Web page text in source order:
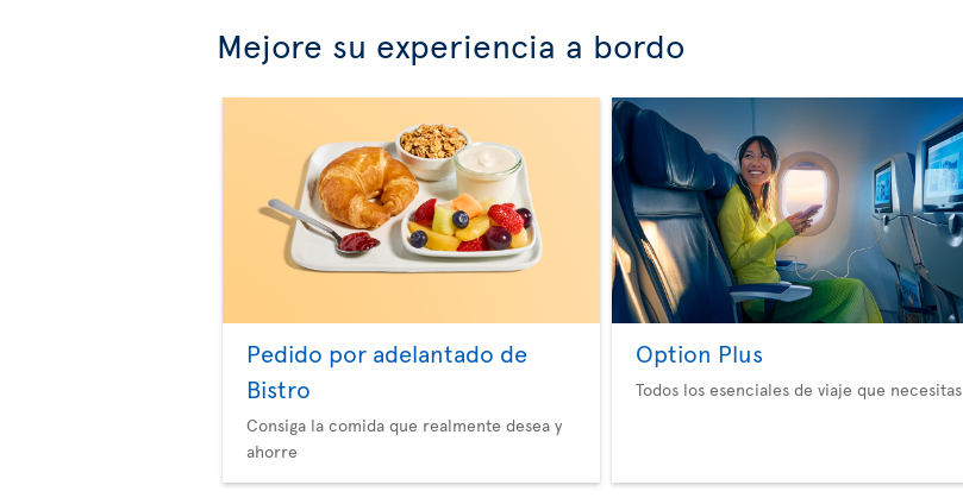
Mejore su experiencia a bordo
Pedido por adelantado de
Bistro
Consiga la comida que realmente desea y
ahorre
Option Plus
Todos los esenciales de viaje que necesitas